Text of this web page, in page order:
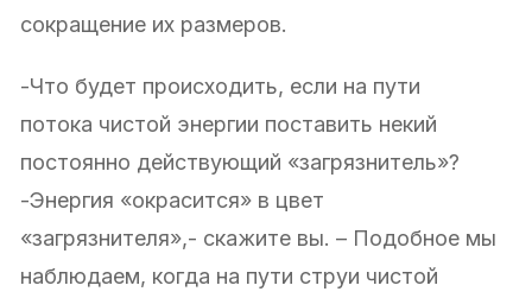
сокращение их размеров.
-Что будет происходить, если на пути
потока чистой энергии поставить некий
постоянно действующий «загрязнитель»?
-Энергия «окрасится» в цвет
«загрязнителя»,- скажите вы. – Подобное мы
наблюдаем, когда на пути струи чистой